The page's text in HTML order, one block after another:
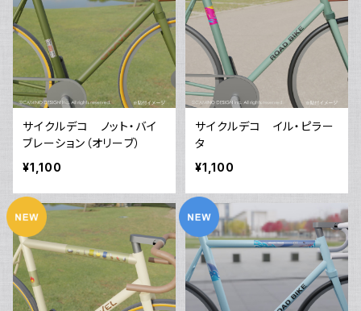
サイクルデコ ノット・バイ
ブレーション（オリーブ）
¥1,100
サイクルデコ イル・ピラー
タ
¥1,100